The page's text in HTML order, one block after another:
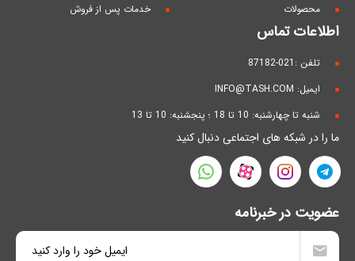
محصولات خدمات پس از فروش
اطلاعات تماس
تلفن :021-87182
ایمیل: INFO@TASH.COM
شنبه تا چهارشنبه: 10 تا 18 ؛ پنجشنبه: 10 تا 13
ما را در شبکه های اجتماعی دنبال کنید
عضویت در خبرنامه